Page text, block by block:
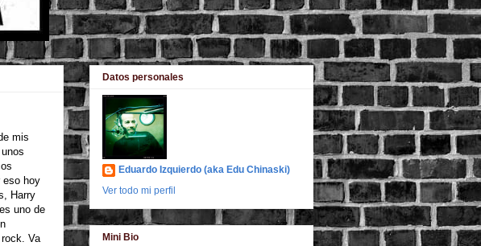
mis
eso hoy
Harry
uno de
Va
Datos personales
Eduardo Izquierdo (aka Edu Chinaski)
Ver todo mi perfil
Mini Bio